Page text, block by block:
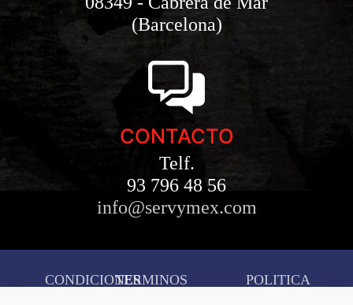
(Barcelona)
CONTACTO
Telf.
93 796 48 56
info@servymex.com
CONDICIONESTERMINOS
AVISO
POLITICA